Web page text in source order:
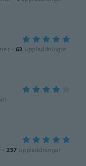
· 62 uppladdningar
· 237 uppladdningar